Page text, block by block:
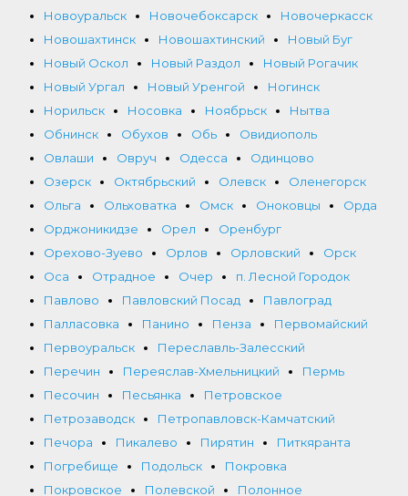
Новоуральск
Новочебоксарск
Новочеркасск
Новошахтинск
Новошахтинский
Новый Буг
Новый Оскол
Новый Раздол
Новый Рогачик
Новый Ургал
Новый Уренгой
Ногинск
Норильск
Носовка Ноябрьск
Нытва
Обнинск
Обухов Обь
Овидиополь
Овлаши
Овруч Одесса
Одинцово
Озерск
Октябрьский Олевск
Оленегорск
Ольга
Ольховатка Омск Оноковцы
Орда
Орджоникидзе
Орел
Оренбург
Орехово-Зуево
Орлов Орловский
Орск
Оса
Отрадное Очер
п. Лесной Городок
Павлово
Павловский Посад
Павлоград
Палласовка
Панино Пенза
Первомайский
Первоуральск
Переславль-Залесский
Перечин
Переяслав-Хмельницкий
Пермь
Песочин
Песьянка
Петровское
Петрозаводск
Петропавловск-Камчатский
Печора
Пикалево Пирятин
Питкяранта
Погребище
Подольск
Покровка
Покровское
Полевской Полонное